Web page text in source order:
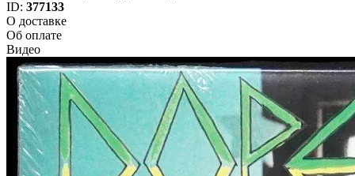
ID: 377133
О доставке
Об оплате
Видео